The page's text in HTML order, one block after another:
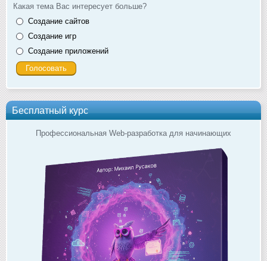
Какая тема Вас интересует больше?
Создание сайтов
Создание игр
Создание приложений
Бесплатный курс
Профессиональная Web-разработка для начинающих